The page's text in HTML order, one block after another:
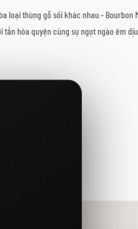
loại thùng gỗ sồi khác nhau - Bourbon
hòa quyện cùng sự ngọt ngào êm